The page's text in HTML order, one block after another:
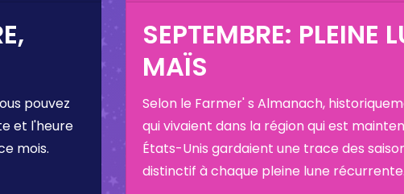
pouvez
et l'heure
mois.
SEPTEMBRE: PLEINE
MAÏS
Selon le Farmer' s Almanach,
qui vivaient dans la région qui est
États-Unis gardaient une trace des
distinctif à chaque pleine lune récurrente.